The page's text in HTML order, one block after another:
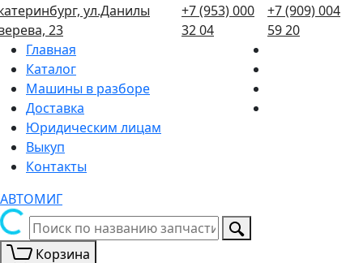
ул.Данилы
23
+7 (953) 000
32 04
+7 (909) 004
59 20
Главная
Каталог
Машины в разборе
Доставка
Юридическим лицам
Выкуп
Контакты
АВТОМИГ
Корзина